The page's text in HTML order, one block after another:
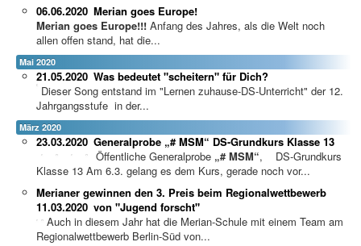
Merian goes Europe!
06.06.2020
Merian goes Europe!!! Anfang des Jahres, als die Welt noch
allen offen stand, hat die...
Mai 2020
Was bedeutet "scheitern" für Dich?
21.05.2020
Dieser Song entstand im "Lernen zuhause-DS-Unterricht" der 12.
Jahrgangsstufe in der...
März 2020
Generalprobe „# MSM“ DS-Grundkurs Klasse 13
23.03.2020
Öffentliche Generalprobe „# MSM“, DS-Grundkurs
Klasse 13 Am 6.3. gelang es dem Kurs, gerade noch vor...
Merianer gewinnen den 3. Preis beim Regionalwettbewerb
von "Jugend forscht"
11.03.2020
Auch in diesem Jahr hat die Merian-Schule mit einem Team am
Regionalwettbewerb Berlin-Süd von...